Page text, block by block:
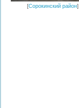
[Сорокинский район]